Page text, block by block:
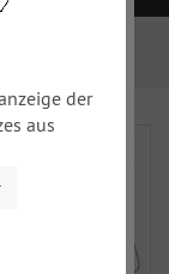
& ...
der
aus